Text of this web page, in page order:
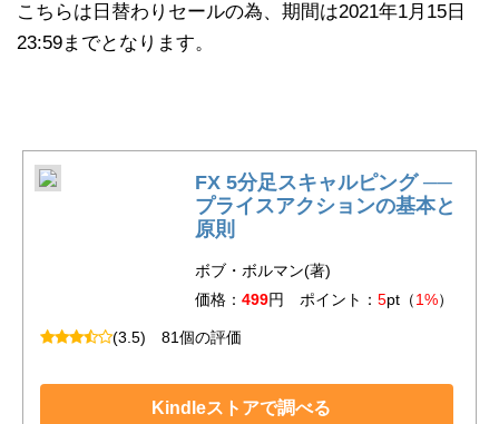
こちらは日替わりセールの為、期間は2021年1月15日
23:59までとなります。
FX 5分足スキャルピング ──
プライスアクションの基本と
原則
ボブ・ボルマン(著)
価格： 499円 ポイント： 5pt（1%）
(3.5) 81個の評価
Kindleストアで調べる